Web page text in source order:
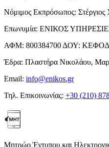
Νόμιμος Εκπρόσωπος: Στέργιος
Επωνυμία: ΕΝΙΚΟΣ
ΑΦΜ: 800384700 ΔΟΥ:
Έδρα: Πλαστήρα Νικολάου,
Email: info@enikos.gr
Τηλ. Επικοινωνίας: +30 (210)
Μητρώο Έντυπου και